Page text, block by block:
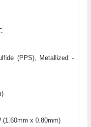
(PPS), Metallized -
(1.60mm x 0.80mm)